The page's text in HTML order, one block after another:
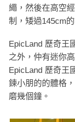
繩，然後在高空
制，矮過145cm
EpicLand 歷奇王
之外，仲有迷你
EpicLand 歷奇王
鍊小朋的的體格
磨幾個鐘。